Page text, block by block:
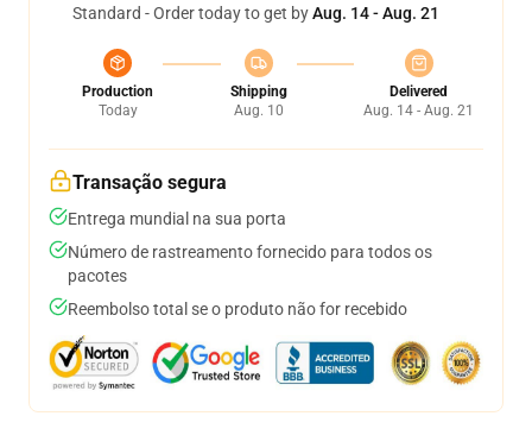
Standard - Order today to get byAug. 14 - Aug. 21
Production
Today
Shipping
Aug. 10
Delivered
Aug. 14 - Aug. 21
Transação segura
Entrega mundial na sua porta
Número de rastreamento fornecido para todos os
pacotes
Reembolso total se o produto não for recebido